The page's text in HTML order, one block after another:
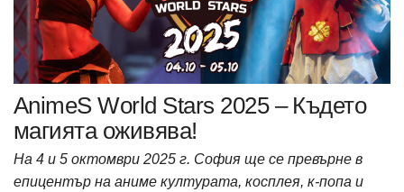
AnimeS World Stars 2025 – Където
магията оживява!
На 4 и 5 октомври 2025 г. София ще се превърне в
епицентър на аниме културата, косплея, к-попа и